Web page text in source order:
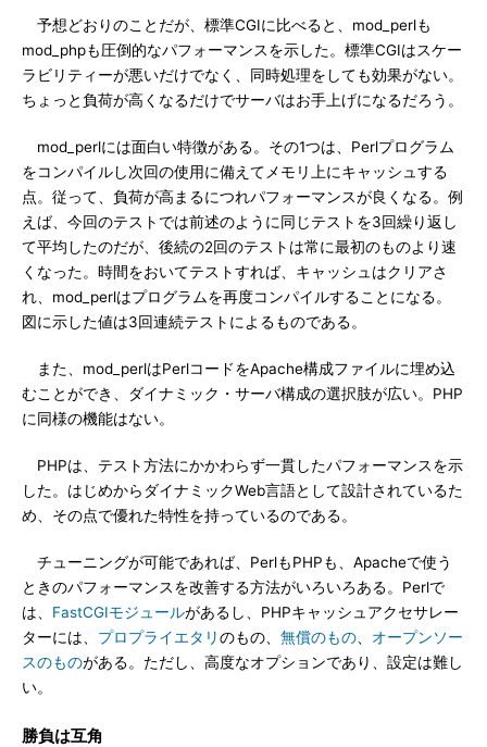
予想どおりのことだが、標準CGIに比べると、mod_perlも
mod_phpも圧倒的なパフォーマンスを示した。標準CGIはスケー
ラビリティーが悪いだけでなく、同時処理をしても効果がない。
ちょっと負荷が高くなるだけでサーバはお手上げになるだろう。
mod_perlには面白い特徴がある。その1つは、Perlプログラム
をコンパイルし次回の使用に備えてメモリ上にキャッシュする
点。従って、負荷が高まるにつれパフォーマンスが良くなる。例
えば、今回のテストでは前述のように同じテストを3回繰り返し
て平均したのだが、後続の2回のテストは常に最初のものより速
くなった。時間をおいてテストすれば、キャッシュはクリアさ
れ、mod_perlはプログラムを再度コンパイルすることになる。
図に示した値は3回連続テストによるものである。
また、mod_perlはPerlコードをApache構成ファイルに埋め込
むことができ、ダイナミック・サーバ構成の選択肢が広い。PHP
に同様の機能はない。
PHPは、テスト方法にかかわらず一貫したパフォーマンスを示
した。はじめからダイナミックWeb言語として設計されているた
め、その点で優れた特性を持っているのである。
チューニングが可能であれば、PerlもPHPも、Apacheで使う
ときのパフォーマンスを改善する方法がいろいろある。Perlで
は、 FastCGIモジュールがあるし、PHPキャッシュアクセサレー
ターには、 プロプライエタリのもの、 無償のもの
オープンソー
スのものがある。ただし、高度なオプションであり、設定は難し
い。
勝負は互角